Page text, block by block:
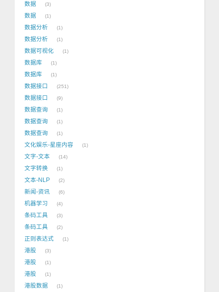
数据 3
数据 1
数据分析 1
数据分析 1
数据可视化 1
数据库 1
数据库 1
数据接口 251
数据接口 9
数据查询 1
数据查询 1
数据查询 1
文化娱乐-星座内容 1
文字-文本 14
文字转换 1
文本-NLP 2
新闻-资讯 6
机器学习 4
条码工具 3
条码工具 2
正则表达式 1
港股 3
港股 1
港股 1
港股数据 1